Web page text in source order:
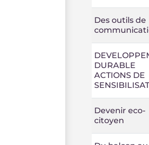
Des outils de
DURABLE
ACTIONS DE
Devenir eco-
citoyen